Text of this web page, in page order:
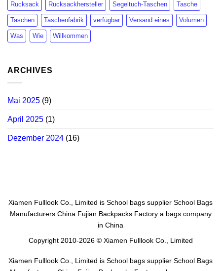
Rucksack Rucksackhersteller Segeltuch-Taschen Tasche
Taschen Taschenfabrik verfügbar Versand eines Volumen
Was Wie Willkommen
ARCHIVES
Mai 2025 (9)
April 2025 (1)
Dezember 2024 (16)
Xiamen Fulllook Co., Limited is School bags supplier School Bags
Manufacturers China Fujian Backpacks Factorya bags company
in China
Copyright 2010-2026 © Xiamen Fulllook Co., Limited
Xiamen Fulllook Co., Limited is School bags supplier School Bags